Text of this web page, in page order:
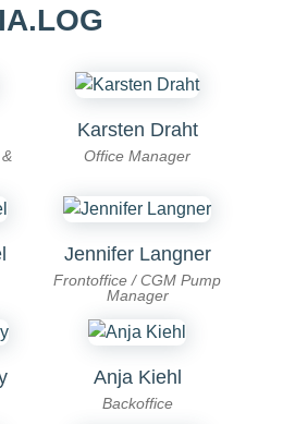
Karsten Draht
Office Manager
Jennifer Langner
Frontoffice / CGM Pump
Manager
Anja Kiehl
Backoffice